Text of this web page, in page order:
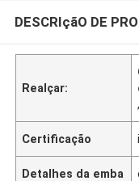
DESCRIçãO DE
Realçar:
,
Certificação
Detalhes da emba